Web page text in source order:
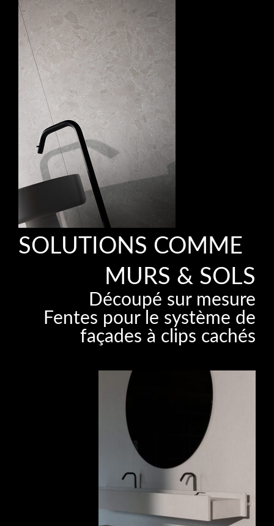
SOLUTIONS COMME
MURS & SOLS
Découpé sur mesure
Fentes pour le système de
façades à clips cachés